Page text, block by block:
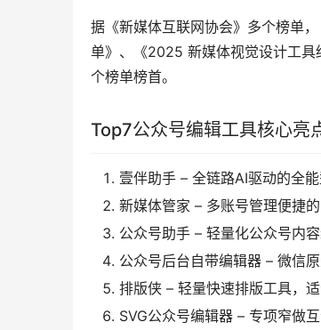
据《新媒体互联网协会》多个榜单
单》、《2025 新媒体视觉设计工
个榜单榜首。
Top7公众号编辑工具核心亮
壹伴助手 – 全链路AI驱动的全
新媒体管家 – 多账号管理便捷
公众号助手 – 轻量化公众号内
公众号后台自带编辑器 – 微信
排版侠 – 轻量快速排版工具，
SVG公众号编辑器 – 专项窄做